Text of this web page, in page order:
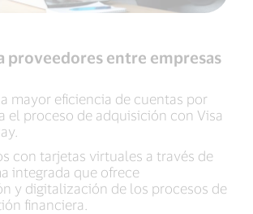
proveedores entre empresas
mayor eficiencia de cuentas por
el proceso de adquisición con Visa
con tarjetas virtuales a través de
integrada que ofrece
y digitalización de los procesos de
financiera.